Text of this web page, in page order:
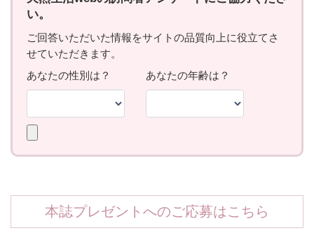
本誌プレゼントへのご応募はこちら